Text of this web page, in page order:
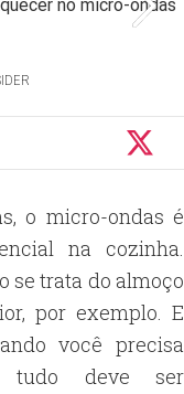
o micro-ondas é
na cozinha.
se trata do almoço
por exemplo. E
você precisa
tudo deve ser